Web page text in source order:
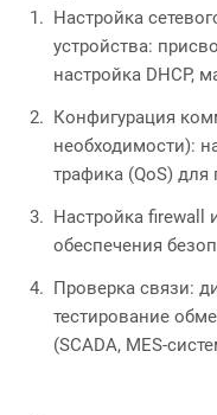
Настройка
устройства:
настройка DHCP,
Конфигурация
необходимости):
трафика (QoS)
Настройка firewall
обеспечения
Проверка связи:
тестирование
(SCADA, MES-